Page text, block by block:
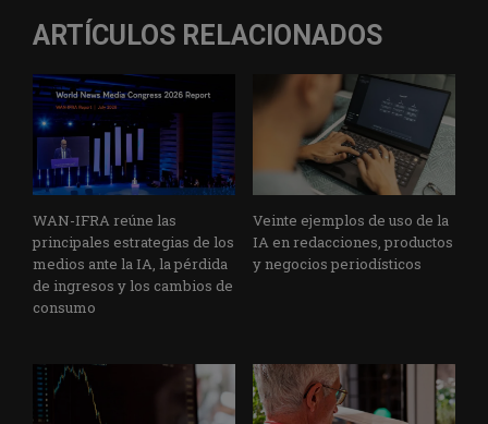
ARTÍCULOS RELACIONADOS
WAN-IFRA reúne las
principales estrategias de los
medios ante la IA, la pérdida
de ingresos y los cambios de
consumo
Veinte ejemplos de uso de la
IA en redacciones, productos
y negocios periodísticos